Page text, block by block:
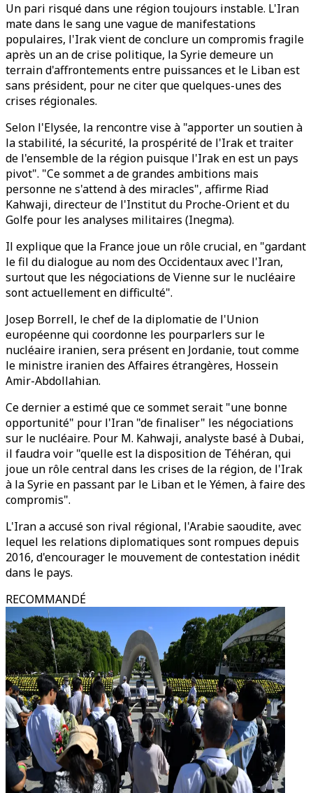
Un pari risqué dans une région toujours instable. L'Iran
mate dans le sang une vague de manifestations
populaires, l'Irak vient de conclure un compromis fragile
après un an de crise politique, la Syrie demeure un
terrain d'affrontements entre puissances et le Liban est
sans président, pour ne citer que quelques-unes des
crises régionales.
Selon l'Elysée, la rencontre vise à "apporter un soutien à
la stabilité, la sécurité, la prospérité de l'Irak et traiter
de l'ensemble de la région puisque l'Irak en est un pays
pivot". "Ce sommet a de grandes ambitions mais
personne ne s'attend à des miracles", affirme Riad
Kahwaji, directeur de l'Institut du Proche-Orient et du
Golfe pour les analyses militaires (Inegma).
Il explique que la France joue un rôle crucial, en "gardant
le fil du dialogue au nom des Occidentaux avec l'Iran,
surtout que les négociations de Vienne sur le nucléaire
sont actuellement en difficulté".
Josep Borrell, le chef de la diplomatie de l'Union
européenne qui coordonne les pourparlers sur le
nucléaire iranien, sera présent en Jordanie, tout comme
le ministre iranien des Affaires étrangères, Hossein
Amir-Abdollahian.
Ce dernier a estimé que ce sommet serait "une bonne
opportunité" pour l'Iran "de finaliser" les négociations
sur le nucléaire. Pour M. Kahwaji, analyste basé à Dubai,
il faudra voir "quelle est la disposition de Téhéran, qui
joue un rôle central dans les crises de la région, de l'Irak
à la Syrie en passant par le Liban et le Yémen, à faire des
compromis".
L'Iran a accusé son rival régional, l'Arabie saoudite, avec
lequel les relations diplomatiques sont rompues depuis
2016, d'encourager le mouvement de contestation inédit
dans le pays.
RECOMMANDÉ